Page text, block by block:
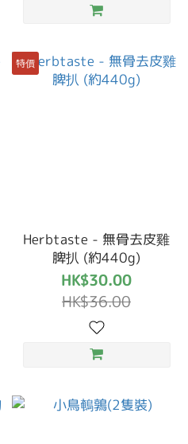
特價
Herbtaste - 無骨去皮雞
脾扒 (約440g)
HK$30.00
HK$36.00